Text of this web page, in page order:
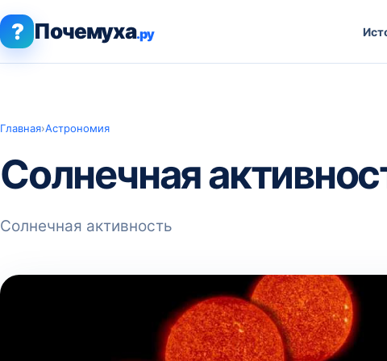
? Почемуха.ру
Главная›Астрономия
Солнечная
Солнечная активность